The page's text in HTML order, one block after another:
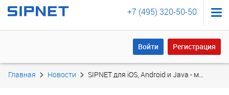
+7 (495) 320-50-50
Войти Регистрация
Войти Регистрация
Главная Новости SIPNET для iOS, Android и Java - мобильное приложение NetCall